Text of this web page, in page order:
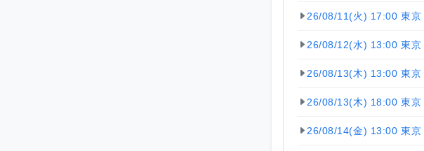
26/08/11(火) 17:00 東京
26/08/12(水) 13:00 東京
26/08/13(木) 13:00 東京
26/08/13(木) 18:00 東京
26/08/14(金) 13:00 東京